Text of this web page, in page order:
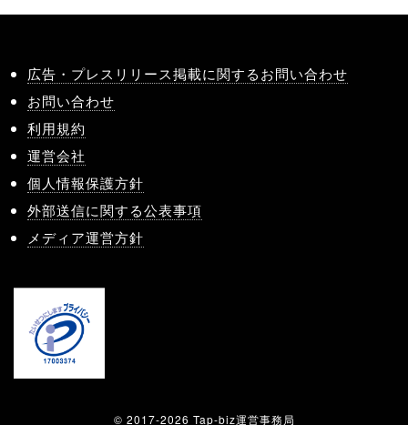
広告・プレスリリース掲載に関するお問い合わせ
お問い合わせ
利用規約
運営会社
個人情報保護方針
外部送信に関する公表事項
メディア運営方針
© 2017-2026 Tap-biz運営事務局